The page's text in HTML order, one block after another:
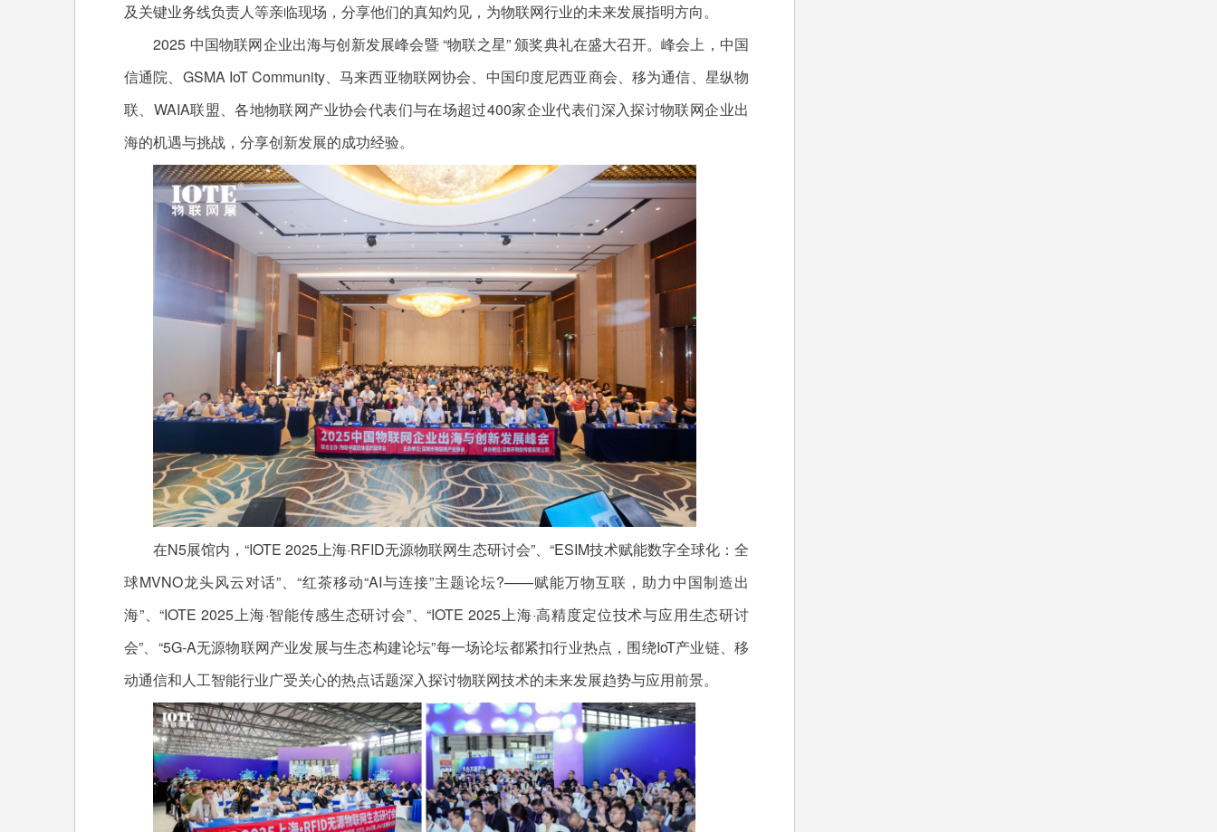
及关键业务线负责人等亲临现场，分享他们的真知灼见，为物联网行业的未来发展指明方向。
2025 中国物联网企业出海与创新发展峰会暨 “物联之星” 颁奖典礼在盛大召开。峰会上，中国
信通院、GSMA IoT Community、马来西亚物联网协会、中国印度尼西亚商会、移为通信、星纵物
联、WAIA联盟、各地物联网产业协会代表们与在场超过400家企业代表们深入探讨物联网企业出
海的机遇与挑战，分享创新发展的成功经验。
在N5展馆内，“IOTE 2025上海·RFID无源物联网生态研讨会”、“ESIM技术赋能数字全球化：全
球MVNO龙头风云对话”、“红茶移动“AI与连接”主题论坛?——赋能万物互联，助力中国制造出
海”、“IOTE 2025上海·智能传感生态研讨会”、“IOTE 2025上海·高精度定位技术与应用生态研讨
会”、“5G-A无源物联网产业发展与生态构建论坛”每一场论坛都紧扣行业热点，围绕IoT产业链、移
动通信和人工智能行业广受关心的热点话题深入探讨物联网技术的未来发展趋势与应用前景。